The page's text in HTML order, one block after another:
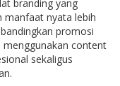
branding yang
manfaat nyata lebih
promosi
menggunakan content
sekaligus